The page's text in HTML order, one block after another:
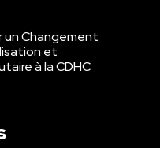
un Changement
et
à la CDHC